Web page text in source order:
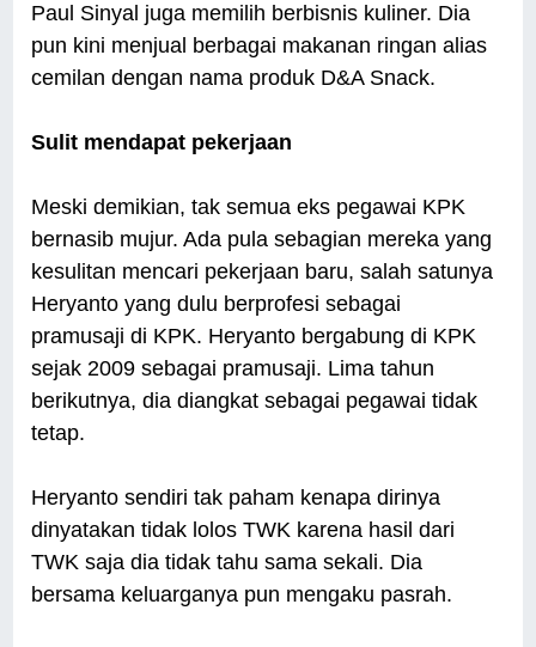
Paul Sinyal juga memilih berbisnis kuliner. Dia
pun kini menjual berbagai makanan ringan alias
cemilan dengan nama produk D&A Snack.
Sulit mendapat pekerjaan
Meski demikian, tak semua eks pegawai KPK
bernasib mujur. Ada pula sebagian mereka yang
kesulitan mencari pekerjaan baru, salah satunya
Heryanto yang dulu berprofesi sebagai
pramusaji di KPK. Heryanto bergabung di KPK
sejak 2009 sebagai pramusaji. Lima tahun
berikutnya, dia diangkat sebagai pegawai tidak
tetap.
Heryanto sendiri tak paham kenapa dirinya
dinyatakan tidak lolos TWK karena hasil dari
TWK saja dia tidak tahu sama sekali. Dia
bersama keluarganya pun mengaku pasrah.